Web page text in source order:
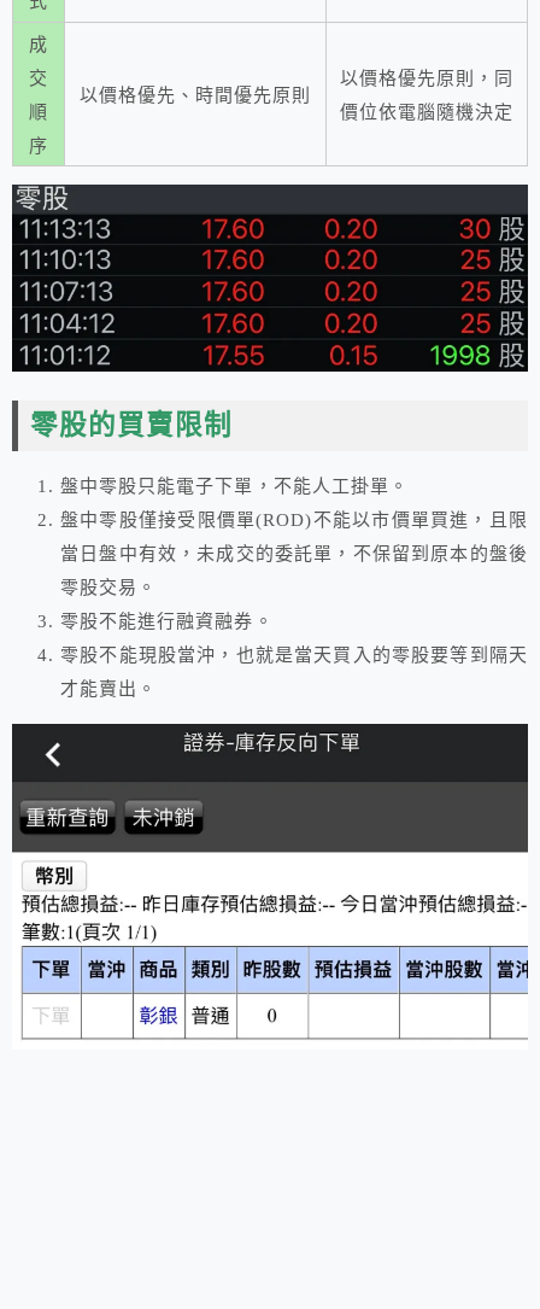
成
交
順
序
以價格優先、時間優先原則
以價格優先原則，同
價位依電腦隨機決定
零股的買賣限制
盤中零股只能電子下單，不能人工掛單。
盤中零股僅接受限價單(ROD)不能以市價單買進，且限
當日盤中有效，未成交的委託單，不保留到原本的盤後
零股交易。
零股不能進行融資融券。
零股不能現股當沖，也就是當天買入的零股要等到隔天
才能賣出。